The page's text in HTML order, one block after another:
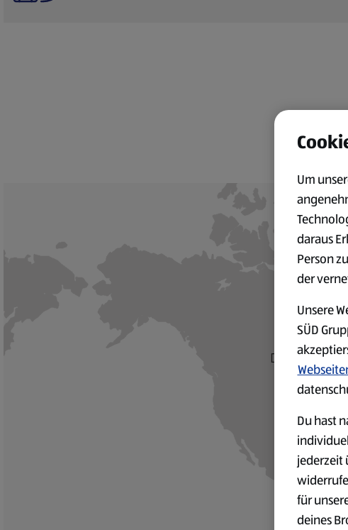
Dieser Inhalt
Um
daraus
Person
der
Unsere
SÜD
Du hast
jederzeit
für
deines